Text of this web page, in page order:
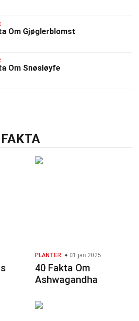
Om Gjøglerblomst
Om Snøsløyfe
PLANTER 01 jan 2025
40 Fakta Om
Ashwagandha